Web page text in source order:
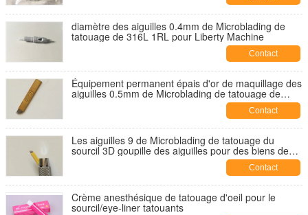
diamètre des aiguilles 0.4mm de Microblading de
tatouage de 316L 1RL pour Liberty Machine
Contact
Équipement permanent épais d'or de maquillage des
aiguilles 0.5mm de Microblading de tatouage de
Contact
Les aiguilles 9 de Microblading de tatouage du
sourcil 3D goupille des aiguilles pour des biens de
Contact
Crème anesthésique de tatouage d'oeil pour le
sourcil/eye-liner tatouants